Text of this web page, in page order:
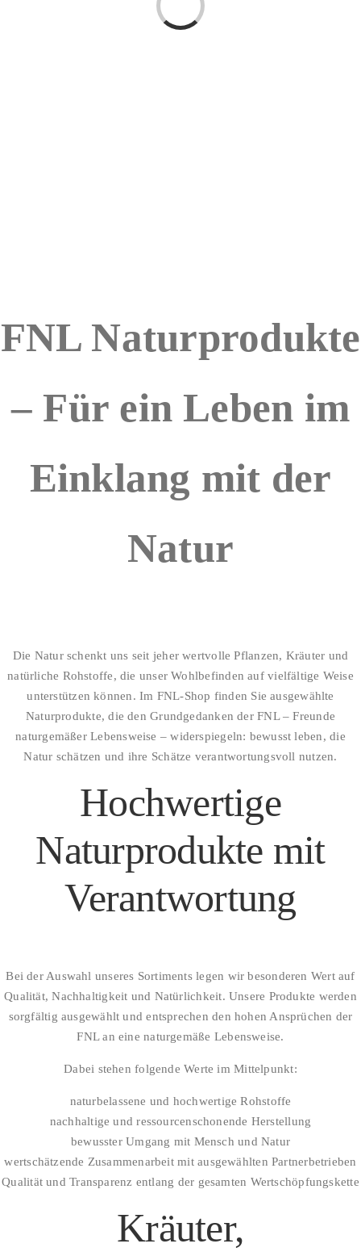
FNL Naturprodukte
– Für ein Leben im
Einklang mit der
Natur
Die Natur schenkt uns seit jeher wertvolle Pflanzen, Kräuter und
natürliche Rohstoffe, die unser Wohlbefinden auf vielfältige Weise
unterstützen können. Im FNL-Shop finden Sie ausgewählte
Naturprodukte, die den Grundgedanken der FNL – Freunde
naturgemäßer Lebensweise – widerspiegeln: bewusst leben, die
Natur schätzen und ihre Schätze verantwortungsvoll nutzen.
Hochwertige
Naturprodukte mit
Verantwortung
Bei der Auswahl unseres Sortiments legen wir besonderen Wert auf
Qualität, Nachhaltigkeit und Natürlichkeit. Unsere Produkte werden
sorgfältig ausgewählt und entsprechen den hohen Ansprüchen der
FNL an eine naturgemäße Lebensweise.
Dabei stehen folgende Werte im Mittelpunkt:
naturbelassene und hochwertige Rohstoffe
nachhaltige und ressourcenschonende Herstellung
bewusster Umgang mit Mensch und Natur
wertschätzende Zusammenarbeit mit ausgewählten Partnerbetrieben
Qualität und Transparenz entlang der gesamten Wertschöpfungskette
Kräuter,